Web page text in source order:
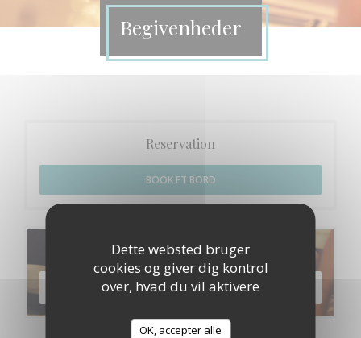
Dette websted bruger
cookies og giver dig kontrol
over, hvad du vil aktivere
OK, accepter alle
Begivenheder
Reservation
BOOK ET BORD
Menuer
OPDAG VORES MENU